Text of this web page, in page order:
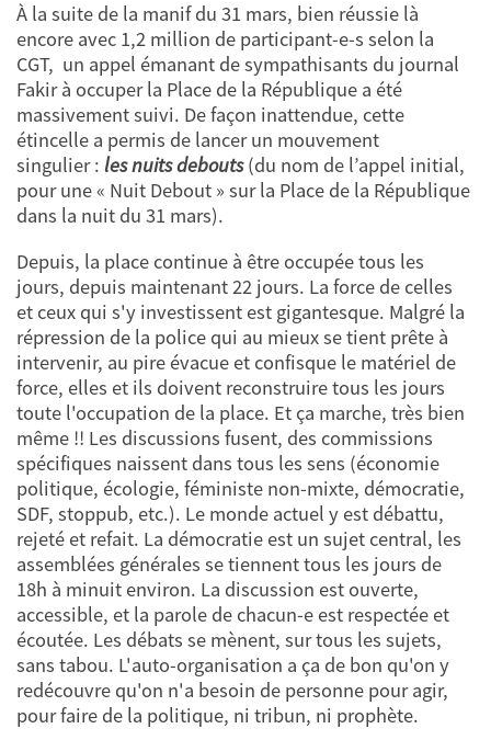
À la suite de la manif du 31 mars, bien réussie là
encore avec 1,2 million de participant-e-s selon la
CGT, un appel émanant de sympathisants du journal
Fakir à occuper la Place de la République a été
massivement suivi. De façon inattendue, cette
étincelle a permis de lancer un mouvement
singulier : les nuits debouts (du nom de l’appel initial,
pour une « Nuit Debout » sur la Place de la République
dans la nuit du 31 mars).
Depuis, la place continue à être occupée tous les
jours, depuis maintenant 22 jours. La force de celles
et ceux qui s'y investissent est gigantesque. Malgré la
répression de la police qui au mieux se tient prête à
intervenir, au pire évacue et confisque le matériel de
force, elles et ils doivent reconstruire tous les jours
toute l'occupation de la place. Et ça marche, très bien
même !! Les discussions fusent, des commissions
spécifiques naissent dans tous les sens (économie
politique, écologie, féministe non-mixte, démocratie,
SDF, stoppub, etc.). Le monde actuel y est débattu,
rejeté et refait. La démocratie est un sujet central, les
assemblées générales se tiennent tous les jours de
18h à minuit environ. La discussion est ouverte,
accessible, et la parole de chacun-e est respectée et
écoutée. Les débats se mènent, sur tous les sujets,
sans tabou. L'auto-organisation a ça de bon qu'on y
redécouvre qu'on n'a besoin de personne pour agir,
pour faire de la politique, ni tribun, ni prophète.